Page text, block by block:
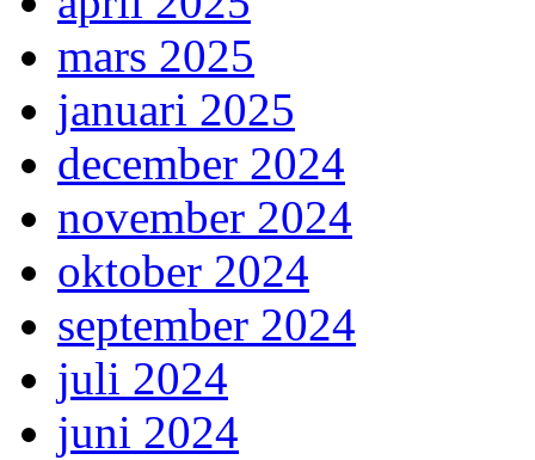
mars 2025
januari 2025
december 2024
november 2024
oktober 2024
september 2024
juli 2024
juni 2024